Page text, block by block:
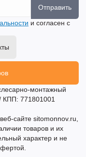
Отправить
и согласен с
монтажный
КПП: 771801001
сайте sitomonnov.ru,
товаров и их
характер и не